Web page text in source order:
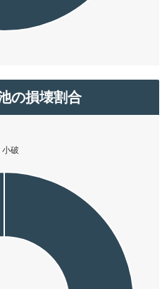
の損壊割合